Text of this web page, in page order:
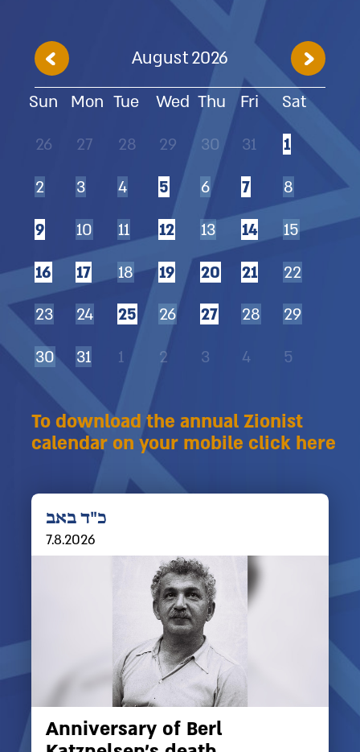
August2026
Sun Mon Tue Wed Thu Fri
Sat
26
27 28 29 30 31
1
2
3 4 5 6 7
8
9
10 11 12 13 14
15
16
17 18 19 20 21
22
23
24 25 26 27 28
29
30
31 1 2 3 4 5
To download the annual Zionist
calendar on your mobile click here
כ"ד באב
7.8.2026
Anniversary of Berl